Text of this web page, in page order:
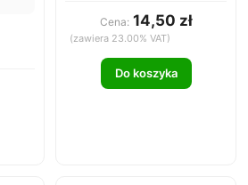
Cena: 14,50 zł
(zawiera 23.00% VAT)
Do koszyka